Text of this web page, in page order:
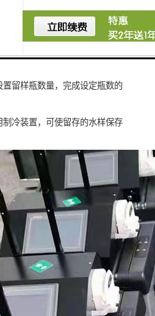
行状态，断电后仪器参数不丢
置留样瓶数量，完成设定瓶数的
冷装置，可使留存的水样保存